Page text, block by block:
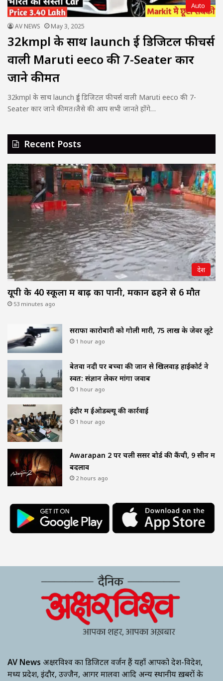
Auto
AV NEWS May 3, 2025
32kmpl के साथ launch हुई डिजिटल फीचर्स
वाली Maruti eeco की 7-Seater कार
जाने कीमत
32kmpl के साथ launch हुई डिजिटल फीचर्स वाली Maruti eeco की 7-
Seater कार जाने कीमत।जैसे की आप सभी जानते होंगे…
Recent Posts
देश
यूपी के 40 स्कूलों में बाढ़ का पानी, मकान ढहने से 6 मौत
53 minutes ago
सराफा कारोबारी को गोली मारी, 75 लाख के जेवर लूटे
1 hour ago
बेतवा नदी पर बच्चों की जान से खिलवाड़ हाईकोर्ट ने
स्वत: संज्ञान लेकर मांगा जवाब
1 hour ago
इंदौर में ईओडब्ल्यू की कार्रवाई
1 hour ago
Awarapan 2 पर चली सेंसर बोर्ड की कैंची, 9 सीन में
बदलाव
2 hours ago
AV News अक्षरविश्व का डिजिटल वर्जन हैं यहाँ आपको देश-विदेश,
मध्य प्रदेश, इंदौर, उज्जैन, आगर मालवा आदि अन्य स्थानीय ख़बरों के